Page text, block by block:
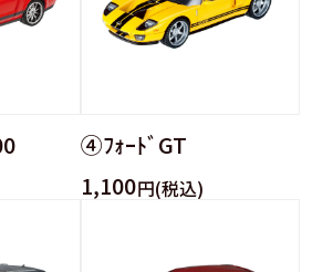
④ﾌｫｰﾄﾞGT
1,100円(税込)